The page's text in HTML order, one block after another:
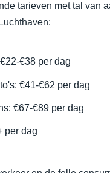
tarieven met tal van
€38 per dag
€41-€62 per dag
€67-€89 per dag
per dag